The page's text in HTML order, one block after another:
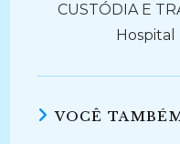
CUSTÓDIA E
Hospital
VOCÊ